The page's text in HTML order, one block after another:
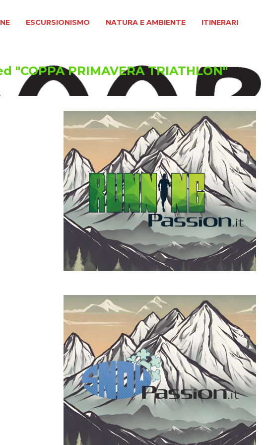
ESCURSIONISMO NATURA E AMBIENTE ITINERARI
"COPPA PRIMAVERA TRIATHLON"